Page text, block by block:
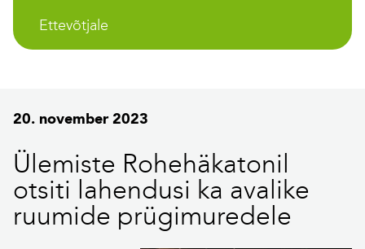
Ettevõtjale
20. november 2023
Ülemiste Rohehäkatonil
otsiti lahendusi ka avalike
ruumide prügimuredele